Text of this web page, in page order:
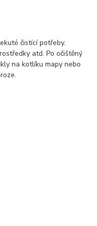
čistící potřeby.
atd. Po očištěný
na kotlíku mapy nebo